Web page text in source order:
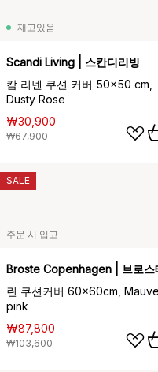
재고있음
Scandi Living | 스칸디리빙
캄 리넨 쿠션 커버 50x50 cm,
Dusty Rose
₩30,900
₩67,900
주문 시 입고
Broste Copenhagen | 브로스
린 쿠션커버 60x60cm, Mauve
pink
₩87,800
₩103,600
SALE